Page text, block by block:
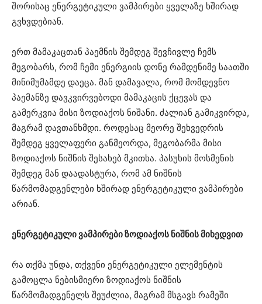
შორისაც ენერგეტიკული ვამპირები ყველაზე ხშირად
გვხვდებიან.
ერთ მამაკაცთან პაემნის შემდეგ შევჩივლე ჩემს
მეგობარს, რომ ჩემი ენერგიის დონე რამდენიმე საათში
მინიმუმამდე დაეცა. მან დამავალა, რომ მომდევნო
პაემანზე დავკვირვებოდი მამაკაცის ქცევას და
გამერკვია მისი ზოდიაქოს ნიშანი. ძალიან გამიკვირდა,
მაგრამ დავთანხმდი. როდესაც მეორე შეხვედრის
შემდეგ ყველაფერი განმეორდა, მეგობარმა მისი
ზოდიაქოს ნიშნის შესახებ მკითხა. პასუხის მოსმენის
შემდეგ მან დაადასტურა, რომ ამ ნიშნის
წარმომადგენლები ხშირად ენერგეტიკული ვამპირები
არიან.
ენერგეტიკული ვამპირები ზოდიაქოს ნიშნის მიხედვით
რა თქმა უნდა, თქვენი ენერგეტიკული ელემენტის
გამოცლა ნებისმიერი ზოდიაქოს ნიშნის
წარმომადგენელს შეუძლია, მაგრამ მსგავს რამეში